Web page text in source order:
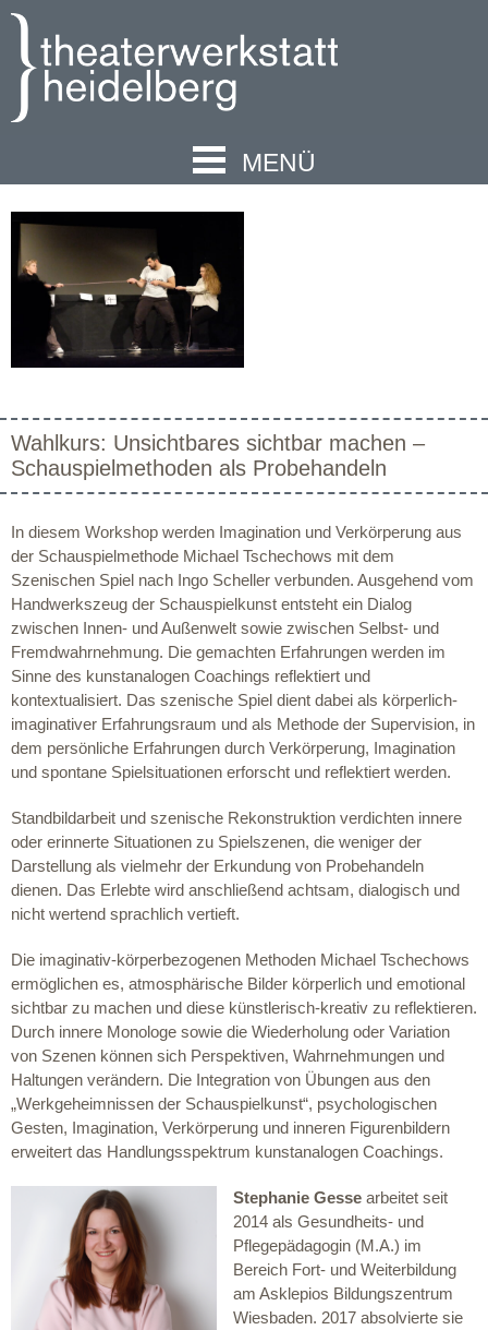
MENÜ
Wahlkurs: Unsichtbares sichtbar machen –
Schauspielmethoden als Probehandeln
In diesem Workshop werden Imagination und Verkörperung aus
der Schauspielmethode Michael Tschechows mit dem
Szenischen Spiel nach Ingo Scheller verbunden. Ausgehend vom
Handwerkszeug der Schauspielkunst entsteht ein Dialog
zwischen Innen- und Außenwelt sowie zwischen Selbst- und
Fremdwahrnehmung. Die gemachten Erfahrungen werden im
Sinne des kunstanalogen Coachings reflektiert und
kontextualisiert. Das szenische Spiel dient dabei als körperlich-
imaginativer Erfahrungsraum und als Methode der Supervision, in
dem persönliche Erfahrungen durch Verkörperung, Imagination
und spontane Spielsituationen erforscht und reflektiert werden.
Standbildarbeit und szenische Rekonstruktion verdichten innere
oder erinnerte Situationen zu Spielszenen, die weniger der
Darstellung als vielmehr der Erkundung von Probehandeln
dienen. Das Erlebte wird anschließend achtsam, dialogisch und
nicht wertend sprachlich vertieft.
Die imaginativ-körperbezogenen Methoden Michael Tschechows
ermöglichen es, atmosphärische Bilder körperlich und emotional
sichtbar zu machen und diese künstlerisch-kreativ zu reflektieren.
Durch innere Monologe sowie die Wiederholung oder Variation
von Szenen können sich Perspektiven, Wahrnehmungen und
Haltungen verändern. Die Integration von Übungen aus den
„Werkgeheimnissen der Schauspielkunst“, psychologischen
Gesten, Imagination, Verkörperung und inneren Figurenbildern
erweitert das Handlungsspektrum kunstanalogen Coachings.
Stephanie Gesse arbeitet seit
2014 als Gesundheits- und
Pflegepädagogin (M.A.) im
Bereich Fort- und Weiterbildung
am Asklepios Bildungszentrum
Wiesbaden. 2017 absolvierte sie